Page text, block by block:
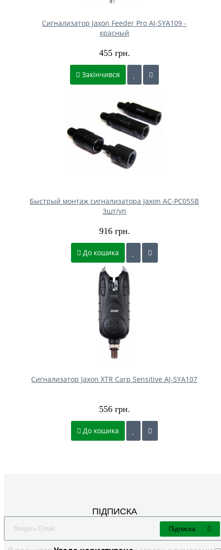
Сигнализатор Jaxon Feeder Pro AJ-SYA109 -
красный
455 грн.
Закінчився
Быстрый монтаж сигнализатора Jaxon AC-PC055B
3шт/уп
916 грн.
До кошика
Сигнализатор Jaxon XTR Carp Sensitive AJ-SYA107
556 грн.
До кошика
ПІДПИСКА
Підписка